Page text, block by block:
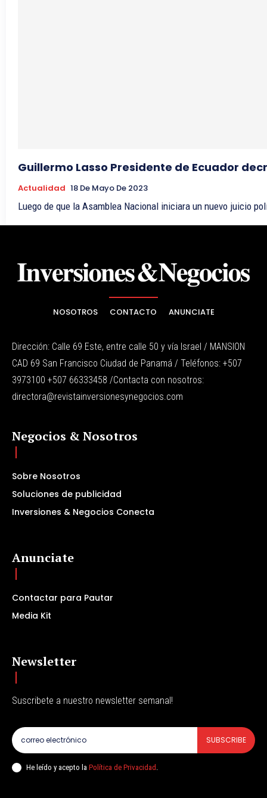
Guillermo Lasso Presidente de Ecuador
Actualidad 18 De Mayo De 2023
Luego de que la Asamblea Nacional iniciara un nuevo juicio
NOSOTROS CONTACTO ANUNCIATE
Dirección: Calle 69 Este, entre calle 50 y vía Israel / MANSION
CAD 69 San Francisco Ciudad de Panamá / Teléfonos: +507
3973100 +507 66333458 /Contacta con nosotros:
directora@revistainversionesynegocios.com
Negocios & Nosotros
Sobre Nosotros
Soluciones de publicidad
Inversiones & Negocios Conecta
Anunciate
Contactar para Pautar
Media Kit
Newsletter
Suscribete a nuestro newsletter semanal!
SUBSCRIBE
He leído y acepto la Política de Privacidad